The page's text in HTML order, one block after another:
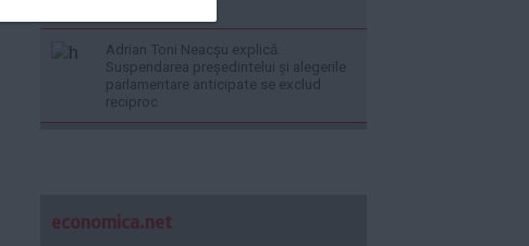
Adrian Toni Neacșu explică:
Suspendarea președintelui și alegerile
parlamentare anticipate se exclud
reciproc
economica.net